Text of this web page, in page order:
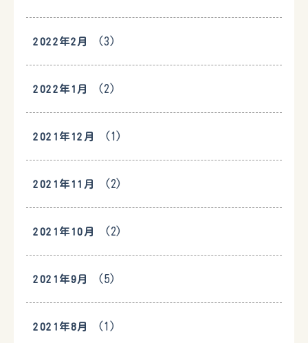
2022年2月 (3)
2022年1月 (2)
2021年12月 (1)
2021年11月 (2)
2021年10月 (2)
2021年9月 (5)
2021年8月 (1)